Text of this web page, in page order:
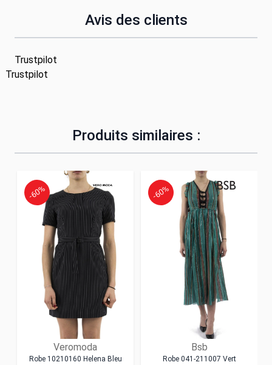
Avis des clients
Trustpilot
Trustpilot
Produits similaires :
Veromoda
Robe 10210160 Helena Bleu
-60%
Bsb
Robe 041-211007 Vert
-60%